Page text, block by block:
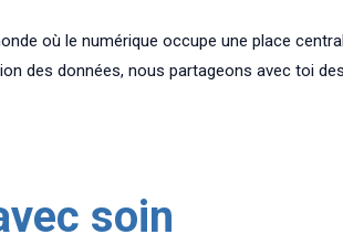
où le numérique occupe une place
des données, nous partageons avec toi
soin